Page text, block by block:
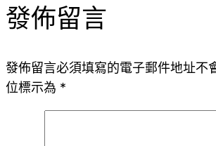
發佈留言
發佈留言必須填寫的電子郵件地址不
位標示為 *